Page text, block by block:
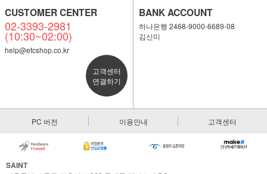
CUSTOMER CENTER
02-3393-2981
(10:30~02:00)
help@etcshop.co.kr
고객센터
연결하기
BANK ACCOUNT
하나은행 2468-9000-6689-08
김신미
PC 버전 이용안내 고객센터
SAINT